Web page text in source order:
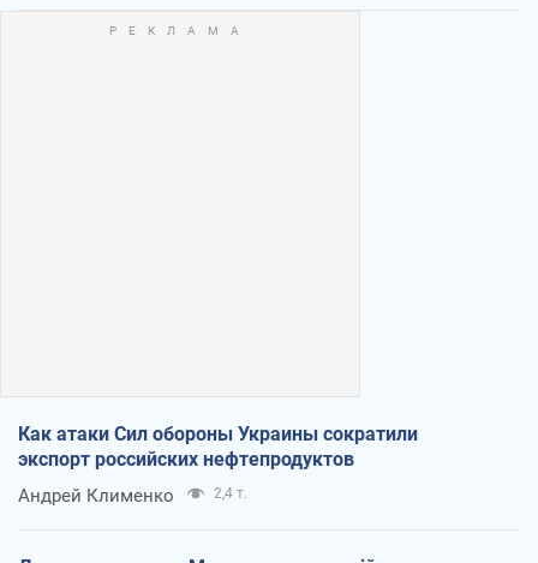
Как атаки Сил обороны Украины сократили
экспорт российских нефтепродуктов
Андрей Клименко 2,4 т.